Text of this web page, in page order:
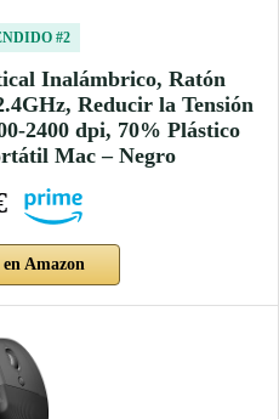
#2
Inalámbrico, Ratón
Reducir la Tensión
2400 dpi, 70% Plástico
Mac – Negro
Amazon